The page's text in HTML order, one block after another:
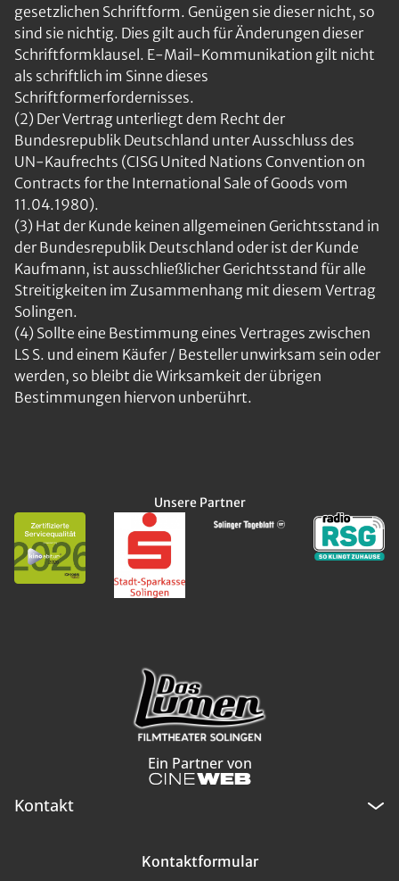
gesetzlichen Schriftform. Genügen sie dieser nicht, so
sind sie nichtig. Dies gilt auch für Änderungen dieser
Schriftformklausel. E-Mail-Kommunikation gilt nicht
als schriftlich im Sinne dieses
Schriftformerfordernisses.
(2) Der Vertrag unterliegt dem Recht der
Bundesrepublik Deutschland unter Ausschluss des
UN-Kaufrechts (CISG United Nations Convention on
Contracts for the International Sale of Goods vom
11.04.1980).
(3) Hat der Kunde keinen allgemeinen Gerichtsstand in
der Bundesrepublik Deutschland oder ist der Kunde
Kaufmann, ist ausschließlicher Gerichtsstand für alle
Streitigkeiten im Zusammenhang mit diesem Vertrag
Solingen.
(4) Sollte eine Bestimmung eines Vertrages zwischen
LS S. und einem Käufer / Besteller unwirksam sein oder
werden, so bleibt die Wirksamkeit der übrigen
Bestimmungen hiervon unberührt.
Unsere Partner
Ein Partner von
Kontakt
Kontaktformular